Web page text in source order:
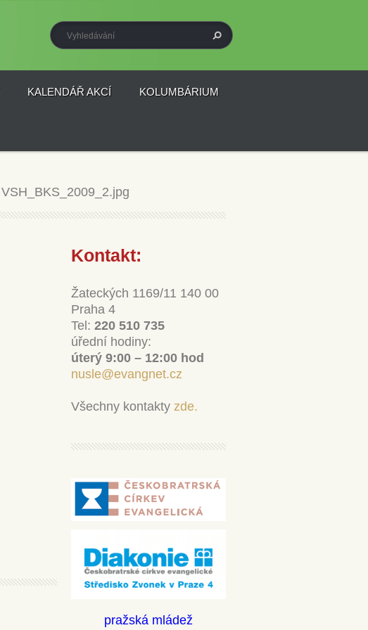
KALENDÁŘ AKCÍ KOLUMBÁRIUM
VSH_BKS_2009_2.jpg
Kontakt:
Žateckých 1169/11 140 00
Praha 4
Tel: 220 510 735
úřední hodiny:
úterý 9:00 – 12:00 hod
nusle@evangnet.cz
Všechny kontakty zde.
pražská mládež